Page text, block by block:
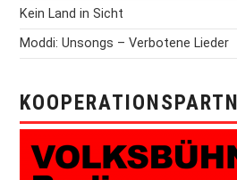
Kein Land in Sicht
Moddi: Unsongs – Verbotene Lieder